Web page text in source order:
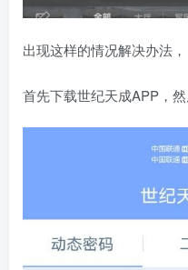
出现这样的情况解决办法，
首先下载世纪天成APP，